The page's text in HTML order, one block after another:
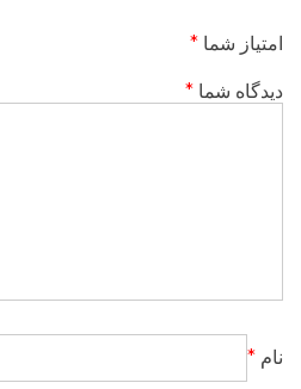
امتیاز شما *
دیدگاه شما *
نام *